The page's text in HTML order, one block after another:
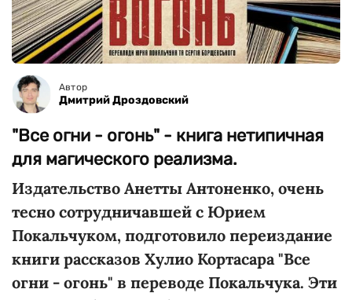
Автор
Дмитрий Дроздовский
"Все огни - огонь" - книга нетипичная
для магического реализма.
Издательство Анетты Антоненко, очень
теcно сотрудничавшей с Юрием
Покальчуком, подготовило переиздание
книги рассказов Хулио Кортасара "Все
огни - огонь" в переводе Покальчука. Эти